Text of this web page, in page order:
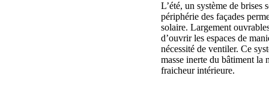
L’été, un système de brises
périphérie des façades
solaire. Largement
d’ouvrir les espaces de
nécessité de ventiler. Ce
masse inerte du bâtiment la
fraicheur intérieure.